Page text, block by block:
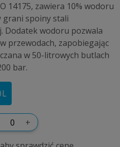
14175, zawiera 10% wodoru
grani spoiny stali
Dodatek wodoru pozwala
przewodach, zapobiegając
w 50-litrowych butlach
bar.
L
+